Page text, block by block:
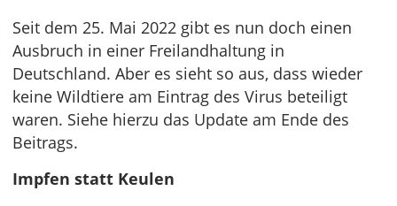
Seit dem 25. Mai 2022 gibt es nun doch einen
Ausbruch in einer Freilandhaltung in
Deutschland. Aber es sieht so aus, dass wieder
keine Wildtiere am Eintrag des Virus beteiligt
waren. Siehe hierzu das Update am Ende des
Beitrags.
Impfen statt Keulen